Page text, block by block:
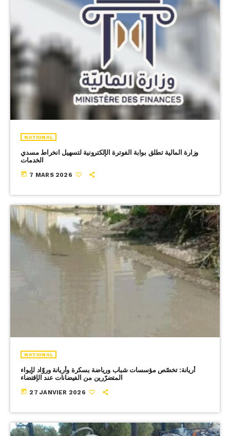
NATIONAL
وزارة المالية تطلق بوابة الفوترة الإلكترونية لتسهيل انخراط مسدي
الخدمات
today 7 MARS 2026
NATIONAL
أريانة: تخصّص مؤسسات شباب ورياضة بسكرة وأريانة وروّاد لإيواء
المتضرّرين من الفيضانات عند الإقتضاء
today 27 JANVIER 2026